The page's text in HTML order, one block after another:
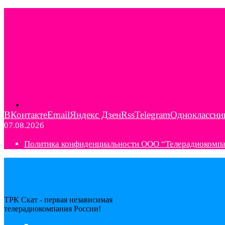
ВКонтактеEmailЯндекс ДзенRssTelegram
07.08.2026
Политика конфиденциальности ООО
ТРК Скат - первая независимая
телерадиокомпания Роcсии!